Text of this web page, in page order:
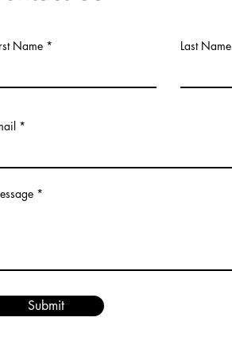
Name Last Name
Submit